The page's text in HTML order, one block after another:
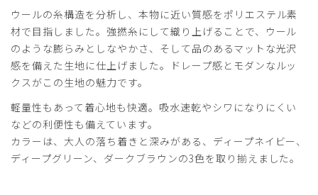
ご購入者様
2024-03-06
年齢:60代 身長:151-155cm 体重:51-55kg
商品：L34レディース:スクラブパンツ・LANA/ディープ
ウールの糸構造を分析し、本物に近い質感をポリエステル素
材で目指しました。強撚糸にして織り上げることで、ウール
のような膨らみとしなやかさ、そして品のあるマットな光沢
感を備えた生地に仕上げました。ドレープ感とモダンなルッ
クスがこの生地の魅力です。
軽量性もあって着心地も快適。吸水速乾やシワになりにくい
などの利便性も備えています。
カラーは、大人の落ち着きと深みがある、ディープネイビー、
ディープグリーン、ダークブラウンの3色を取り揃えました。